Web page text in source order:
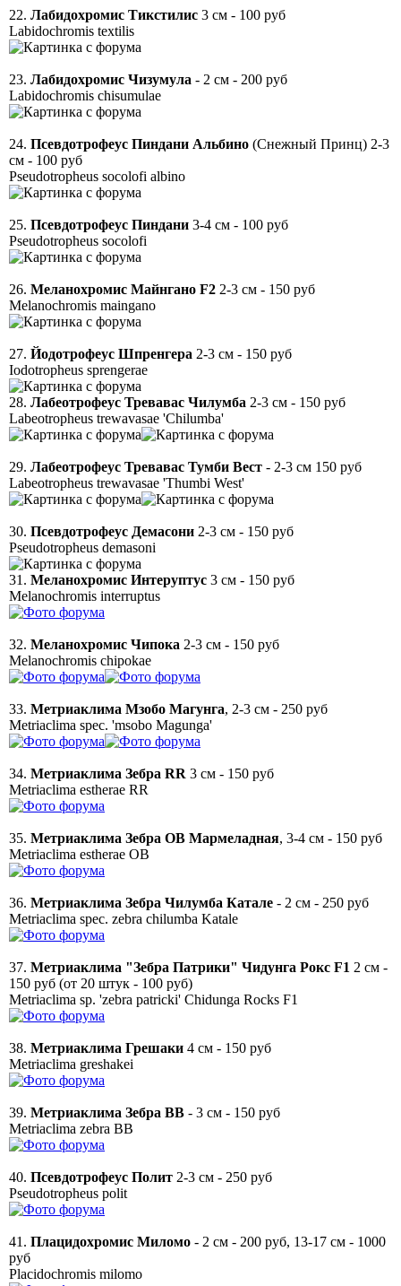
22. Лабидохромис Тикстилис 3 см - 100 руб
Labidochromis textilis
23. Лабидохромис Чизумула - 2 см - 200 руб
Labidochromis chisumulae
24. Псевдотрофеус Пиндани Альбино (Снежный Принц) 2-3
см - 100 руб
Pseudotropheus socolofi albino
25. Псевдотрофеус Пиндани 3-4 см - 100 руб
Pseudotropheus socolofi
26. Меланохромис Майнгано F2 2-3 см - 150 руб
Melanochromis maingano
27. Йодотрофеус Шпренгера 2-3 см - 150 руб
Iodotropheus sprengerae
28. Лабеотрофеус Тревавас Чилумба 2-3 см - 150 руб
Labeotropheus trewavasae 'Chilumba'
29. Лабеотрофеус Тревавас Тумби Вест - 2-3 см 150 руб
Labeotropheus trewavasae 'Thumbi West'
30. Псевдотрофеус Демасони 2-3 см - 150 руб
Pseudotropheus demasoni
31. Меланохромис Интеруптус 3 см - 150 руб
Melanochromis interruptus
32. Меланохромис Чипока 2-3 см - 150 руб
Melanochromis chipokae
33. Метриаклима Мзобо Магунга, 2-3 см - 250 руб
Metriaclima spec. 'msobo Magunga'
34. Метриаклима Зебра RR 3 см - 150 руб
Metriaclima estherae RR
35. Метриаклима Зебра ОВ Мармеладная, 3-4 см - 150 руб
Metriaclima estherae OВ
36. Метриаклима Зебра Чилумба Катале - 2 см - 250 руб
Metriaclima spec. zebra chilumba Katale
37. Метриаклима "Зебра Патрики" Чидунга Рокс F1 2 см -
150 руб (от 20 штук - 100 руб)
Metriaclima sp. 'zebra patricki' Chidunga Rocks F1
38. Метриаклима Грешаки 4 см - 150 руб
Metriaclima greshakei
39. Метриаклима Зебра ВВ - 3 см - 150 руб
Metriaclima zebra ВВ
40. Псевдотрофеус Полит 2-3 см - 250 руб
Pseudotropheus polit
41. Плацидохромис Миломо - 2 см - 200 руб, 13-17 см - 1000
руб
Placidochromis milomo